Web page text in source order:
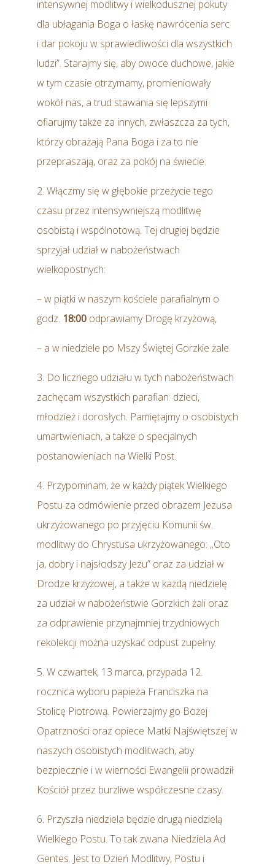
intensywnej modlitwy i wielkodusznej pokuty
dla ubłagania Boga o łaskę nawrócenia serc
i dar pokoju w sprawiedliwości dla wszystkich
ludzi”. Starajmy się, aby owoce duchowe, jakie
w tym czasie otrzymamy, promieniowały
wokół nas, a trud stawania się lepszymi
ofiarujmy także za innych, zwłaszcza za tych,
którzy obrażają Pana Boga i za to nie
przepraszają, oraz za pokój na świecie.
2. Włączmy się w głębokie przeżycie tego
czasu przez intensywniejszą modlitwę
osobistą i wspólnotową. Tej drugiej będzie
sprzyjał udział w nabożeństwach
wielkopostnych:
– w piątki w naszym kościele parafialnym o
godz. 18:00 odprawiamy Drogę krzyżową,
– a w niedziele po Mszy Świętej Gorzkie żale.
3. Do licznego udziału w tych nabożeństwach
zachęcam wszystkich parafian: dzieci,
młodzież i dorosłych. Pamiętajmy o osobistych
umartwieniach, a także o specjalnych
postanowieniach na Wielki Post.
4. Przypominam, że w każdy piątek Wielkiego
Postu za odmówienie przed obrazem Jezusa
ukrzyżowanego po przyjęciu Komunii św.
modlitwy do Chrystusa ukrzyżowanego: „Oto
ja, dobry i najsłodszy Jezu” oraz za udział w
Drodze krzyżowej, a także w każdą niedzielę
za udział w nabożeństwie Gorzkich żali oraz
za odprawienie przynajmniej trzydniowych
rekolekcji można uzyskać odpust zupełny.
5. W czwartek, 13 marca, przypada 12.
rocznica wyboru papieża Franciszka na
Stolicę Piotrową. Powierzajmy go Bożej
Opatrzności oraz opiece Matki Najświętszej w
naszych osobistych modlitwach, aby
bezpiecznie i w wierności Ewangelii prowadził
Kościół przez burzliwe współczesne czasy.
6. Przyszła niedziela będzie drugą niedzielą
Wielkiego Postu. To tak zwana Niedziela Ad
Gentes. Jest to Dzień Modlitwy, Postu i